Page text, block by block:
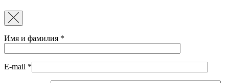
Имя и фамилия *
E-mail *